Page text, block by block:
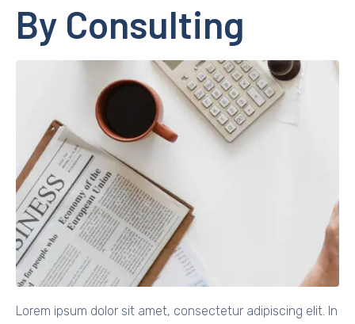
By Consulting
Lorem ipsum dolor sit amet, consectetur adipiscing elit. In